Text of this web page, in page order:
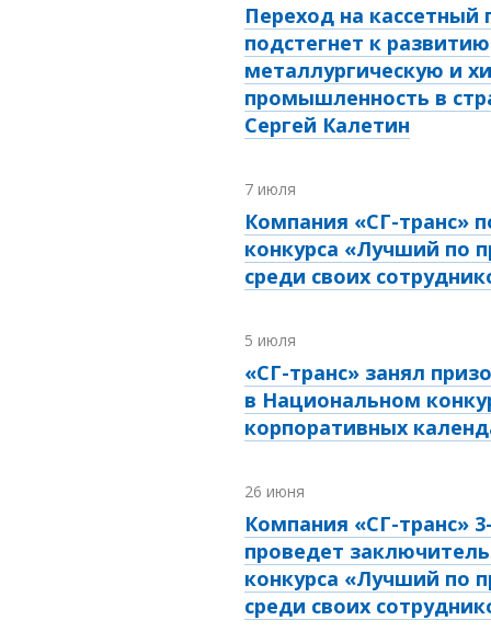
Переход на
подстегнет к развитию
металлургическую и
промышленность в
Сергей Калетин
7 июля
Компания «СГ-транс»
конкурса «Лучший по
среди своих
5 июля
«СГ-транс» занял
в Национальном
корпоративных
26 июня
Компания «СГ-транс»
проведет
конкурса «Лучший по
среди своих